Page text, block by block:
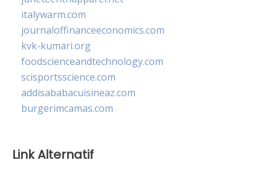
italywarm.com
journaloffinanceeconomics.com
kvk-kumari.org
foodscienceandtechnology.com
scisportsscience.com
addisababacuisineaz.com
burgerimcamas.com
Link Alternatif